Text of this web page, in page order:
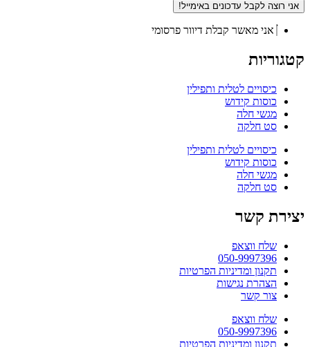
אני רוצה לקבל עדכונים באימייל!
אני מאשר קבלת דיוור פרסומי
קטגוריות
כיסויים לטלית ותפילין
כוסות קידוש
מגשי חלה
סט חלקה
כיסויים לטלית ותפילין
כוסות קידוש
מגשי חלה
סט חלקה
יצירת קשר
שלח ווצאפ
050-9997396
תקנון ומדיניות הפרטיות
הצהרת נגישות
צור קשר
שלח ווצאפ
050-9997396
תקנון ומדיניות הפרטיות